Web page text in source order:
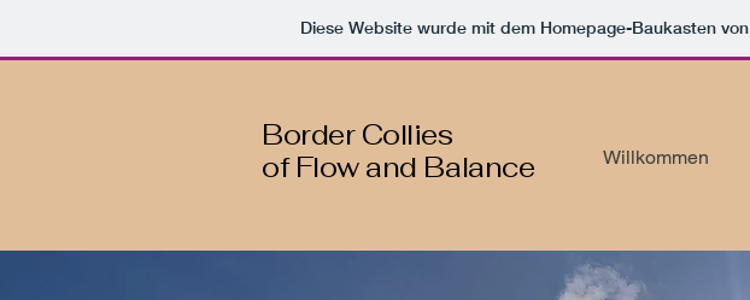
Diese Website wurde mit dem Homepage-Baukasten von
Willkommen
Border Collies
of Flow and Balance